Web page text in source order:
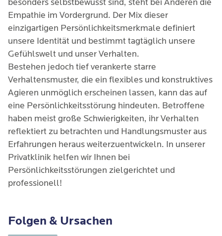
besonders selbstbewusst sind, steht bei Anderen die
Empathie im Vordergrund. Der Mix dieser
einzigartigen Persönlichkeitsmerkmale definiert
unsere Identität und bestimmt tagtäglich unsere
Gefühlswelt und unser Verhalten.
Bestehen jedoch tief verankerte starre
Verhaltensmuster, die ein flexibles und konstruktives
Agieren unmöglich erscheinen lassen, kann das auf
eine Persönlichkeitsstörung hindeuten. Betroffene
haben meist große Schwierigkeiten, ihr Verhalten
reflektiert zu betrachten und Handlungsmuster aus
Erfahrungen heraus weiterzuentwickeln. In unserer
Privatklinik helfen wir Ihnen bei
Persönlichkeitsstörungen zielgerichtet und
professionell!
Folgen & Ursachen